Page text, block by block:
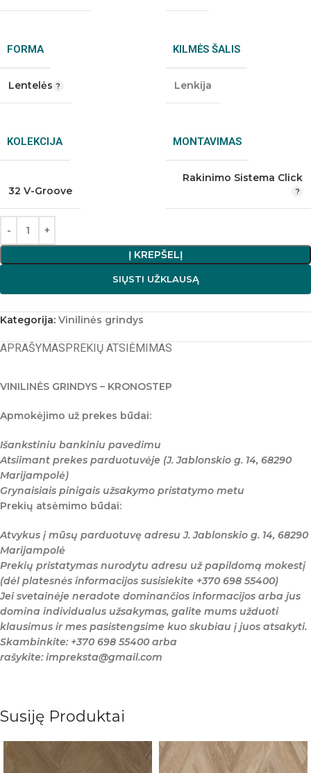
FORMA
Lentelės
KILMĖS ŠALIS
Lenkija
KOLEKCIJA
32 V-Groove
MONTAVIMAS
Rakinimo Sistema Click
Į KREPŠELĮ
SIŲSTI UŽKLAUSĄ
Kategorija: Vinilinės grindys
APRAŠYMASPREKIŲ ATSIĖMIMAS
VINILINĖS GRINDYS – KRONOSTEP
Apmokėjimo už prekes būdai:
Išankstiniu bankiniu pavedimu
Atsiimant prekes parduotuvėje (J. Jablonskio g. 14, 68290
Marijampolė)
Grynaisiais pinigais užsakymo pristatymo metu
Prekių atsėmimo būdai:
Atvykus į mūsų parduotuvę adresu J. Jablonskio g. 14, 68290
Marijampolė
Prekių pristatymas nurodytu adresu už papildomą mokestį
(dėl platesnės informacijos susisiekite +370 698 55400)
Jei svetainėje neradote dominančios informacijos arba jus
domina individualus užsakymas, galite mums užduoti
klausimus ir mes pasistengsime kuo skubiau į juos atsakyti.
Skambinkite: +370 698 55400 arba
rašykite: impreksta@gmail.com
Susiję Produktai